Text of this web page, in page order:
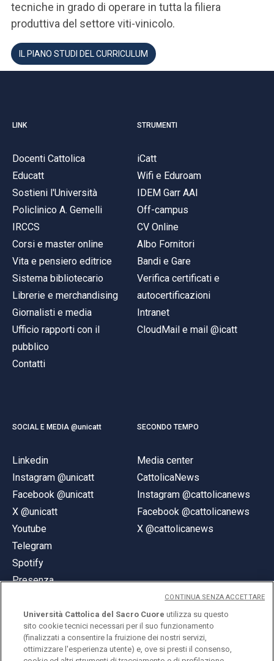
tecniche in grado di operare in tutta la filiera
produttiva del settore viti-vinicolo.
IL PIANO STUDI DEL CURRICULUM
LINK
Docenti Cattolica
Educatt
Sostieni l'Università
Policlinico A. Gemelli
IRCCS
Corsi e master online
Vita e pensiero editrice
Sistema bibliotecario
Librerie e merchandising
Giornalisti e media
Ufficio rapporti con il
pubblico
Contatti
STRUMENTI
iCatt
Wifi e Eduroam
IDEM Garr AAI
Off-campus
CV Online
Albo Fornitori
Bandi e Gare
Verifica certificati e
autocertificazioni
Intranet
CloudMail e mail @icatt
SOCIAL E MEDIA @unicatt
Linkedin
Instagram @unicatt
Facebook @unicatt
X @unicatt
Youtube
Telegram
Spotify
Presenza
SECONDO TEMPO
Media center
CattolicaNews
Instagram @cattolicanews
Facebook @cattolicanews
X @cattolicanews
© Università Cattolica del Sacro Cuore
Università Cattolica del Sacro Cuore utilizza su questo
sito cookie tecnici necessari per il suo funzionamento
(finalizzati a consentire la fruizione dei nostri servizi,
ottimizzare l'esperienza utente) e, ove si presti il consenso,
CONTINUA SENZA ACCETTARE